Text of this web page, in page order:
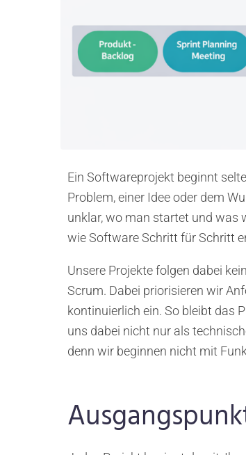
Ein Softwareprojekt beginnt
Problem, einer Idee oder dem
unklar, wo man startet und was
wie Software Schritt für Schritt
Unsere Projekte folgen dabei
Scrum. Dabei priorisieren wir
kontinuierlich ein. So bleibt das
uns dabei nicht nur als
denn wir beginnen nicht mit